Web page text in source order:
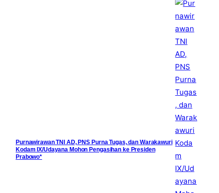
Purnawirawan TNI AD, PNS Purna Tugas, dan Warakawuri
Kodam IX/Udayana Mohon Pengasihan ke Presiden
Prabowo*